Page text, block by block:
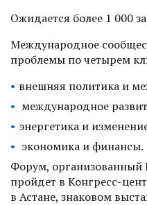
Ожидается более 1 000
Международное
проблемы по четырем
внешняя политика и
международное
энергетика и
экономика и финансы.
Форум, организованный
пройдет в Конгресс-
в Астане, знаковом